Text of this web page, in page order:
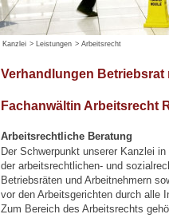
Kanzlei > Leistungen > Arbeitsrecht
Verhandlungen Betriebsrat
Fachanwältin Arbeitsrecht
Arbeitsrechtliche Beratung
Der Schwerpunkt unserer Kanzlei
der arbeitsrechtlichen- und
Betriebsräten und Arbeitnehmern
vor den Arbeitsgerichten durch alle
Zum Bereich des Arbeitsrechts